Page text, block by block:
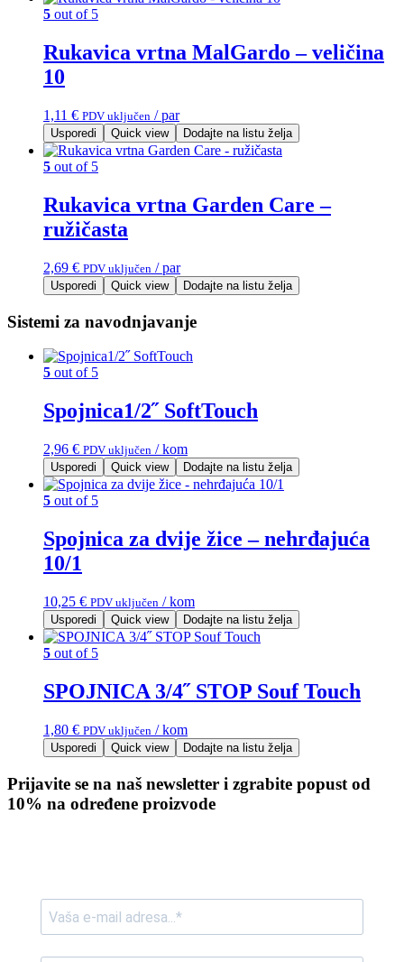
5 out of 5
Rukavica vrtna MalGardo – veličina
10
1,11 € PDV uključen / par
Usporedi Quick view Dodajte na listu želja
5 out of 5
Rukavica vrtna Garden Care –
ružičasta
2,69 € PDV uključen / par
Usporedi Quick view Dodajte na listu želja
Sistemi za navodnjavanje
5 out of 5
Spojnica1/2˝ SoftTouch
2,96 € PDV uključen / kom
Usporedi Quick view Dodajte na listu želja
5 out of 5
Spojnica za dvije žice – nehrđajuća
10/1
10,25 € PDV uključen / kom
Usporedi Quick view Dodajte na listu želja
5 out of 5
SPOJNICA 3/4˝ STOP Souf Touch
1,80 € PDV uključen / kom
Usporedi Quick view Dodajte na listu želja
Prijavite se na naš newsletter i zgrabite popust od
10% na određene proizvode